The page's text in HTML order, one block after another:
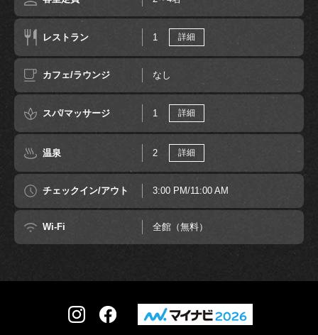
レストラン 1 詳細
カフェ/ラウンジ なし
スパ/マッサージ 1 詳細
温泉 2 詳細
チェックイン/アウト 3:00 PM/11:00 AM
Wi-Fi 全館（無料）